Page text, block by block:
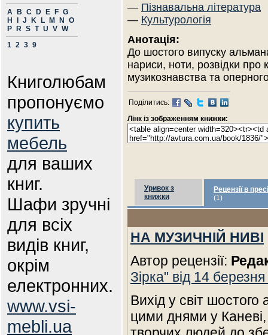
A
B C D E F G
H
J K L M N
O
P
R S T U V W
1 2 3 9
Книголюбам
пропонуємо
купить
мебель
для ваших
книг.
Шафи зручні
для всіх
видів книг,
окрім
електронних.
www.vsi-
mebli.ua
— Пізнавальна література
— Культурологія
Анотація:
До шостого випуску
нариси, ноти, розвідки про
музикознавства та
Поділитись:
Лінк із зображенням книжки:
Уривок з
книжки
Рецензії в пресі
(1)
НА МУЗИЧНІЙ НИВІ
Автор рецензії:
Зірка" від 14
Вихід у світ
цими днями у Каневі,